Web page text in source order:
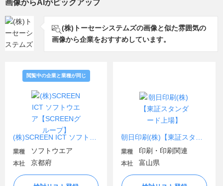
画像からAIがピックアップ
(株)トーセーシステムズの画像と似た雰囲気の
画像から企業をおすすめしています。
閲覧中の企業と業種が同じ
業種 ソフトウエア
本社 京都府
業種 印刷・印刷関連
本社 富山県